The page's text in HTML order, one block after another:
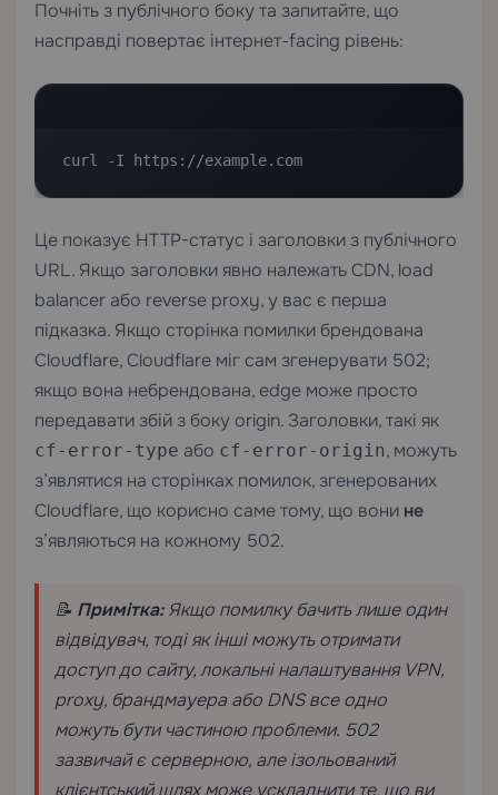
Почніть з публічного боку та запитайте, що
насправді повертає інтернет-facing рівень:
curl -I https://example.com
Це показує HTTP-статус і заголовки з публічного
URL. Якщо заголовки явно належать CDN, load
balancer або reverse proxy, у вас є перша
підказка. Якщо сторінка помилки брендована
Cloudflare, Cloudflare міг сам згенерувати 502;
якщо вона небрендована, edge може просто
передавати збій з боку origin. Заголовки, такі як
cf-error-type або cf-error-origin, можуть
з’являтися на сторінках помилок, згенерованих
Cloudflare, що корисно саме тому, що вони не
з’являються на кожному 502.
📝 Примітка:Якщо помилку бачить лише один
відвідувач, тоді як інші можуть отримати
доступ до сайту, локальні налаштування VPN,
proxy, брандмауера або DNS все одно
можуть бути частиною проблеми. 502
зазвичай є серверною, але ізольований
клієнтський шлях може ускладнити те, що ви